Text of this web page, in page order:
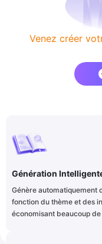
Venez créer
Génération
Génère automatiquement
fonction du thème et des
économisant beaucoup